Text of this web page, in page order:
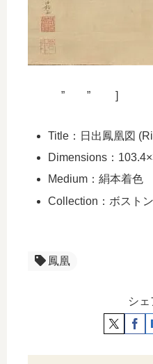
” ” ]
Title：日出鳳凰図
Dimensions：
Medium：絹本着色
Collection：ボスト
鳳凰
シェ